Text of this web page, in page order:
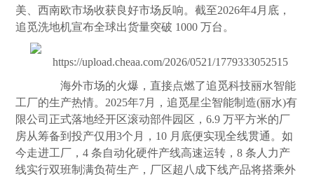
美、西南欧市场收获良好市场反响。截至2026年4月底，
追觅洗地机宣布全球出货量突破 1000 万台。
海外市场的火爆，直接点燃了追觅科技丽水智能
工厂的生产热情。2025年7月，追觅星尘智能制造(丽水)有
限公司正式落地经开区滚动部件园区，6.9 万平方米的厂
房从筹备到投产仅用3个月，10 月底便实现全线贯通。如
今走进工厂，4 条自动化硬件产线高速运转，8 条人力产
线实行双班制满负荷生产，厂区超八成下线产品将搭乘外